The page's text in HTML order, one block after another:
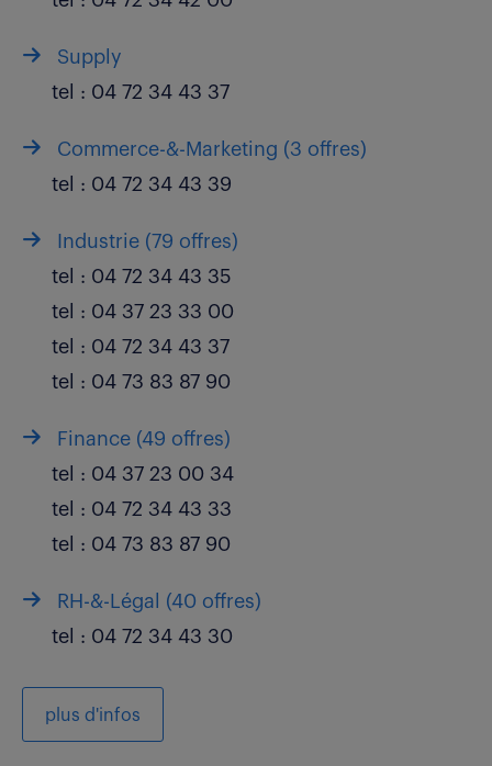
Supply
tel : 04 72 34 43 37
Commerce-&-Marketing (3 offres)
tel : 04 72 34 43 39
Industrie (79 offres)
tel : 04 72 34 43 35
tel : 04 37 23 33 00
tel : 04 72 34 43 37
tel : 04 73 83 87 90
Finance (49 offres)
tel : 04 37 23 00 34
tel : 04 72 34 43 33
tel : 04 73 83 87 90
RH-&-Légal (40 offres)
tel : 04 72 34 43 30
plus d'infos